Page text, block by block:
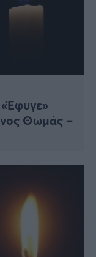
Θωμάς –